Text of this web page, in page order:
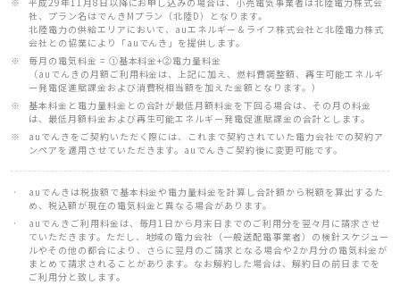
社、プラン名はでんきMプラン（北陸D）となります。
北陸電力の供給エリアにおいて、auエネルギー＆ライフ株式会社と北陸電力株式
会社との協業により「auでんき」を提供します。
毎月の電気料金 = ①基本料金+②電力量料金
（auでんきの月額ご利用料金は、上記に加え、燃料費調整額、再生可能エネルギ
ー発電促進賦課金および消費税相当額を加えた金額となります。）
基本料金と電力量料金との合計が最低月額料金を下回る場合は、その月の料金
は、最低月額料金および再生可能エネルギー発電促進賦課金の合計とします。
auでんきをご契約いただく際には、これまで契約されていた電力会社での契約ア
ンペアを適用させていただきます。auでんきご契約後に変更可能です。
auでんきは税抜額で基本料金や電力量料金を計算し合計額から税額を算出するた
め、税込額が現在の電気料金と異なる場合があります。
auでんきご利用料金は、毎月1日から月末日までのご利用分を翌々月に請求させ
ていただきます。ただし、地域の電力会社（一般送配電事業者）の検針スケジュー
ルやその他の都合により、さらに翌月のご請求となる場合や2か月分の電気料金が
まとめて請求されることがあります。なお解約した場合は、解約日の前日までを
ご利用分と致します。